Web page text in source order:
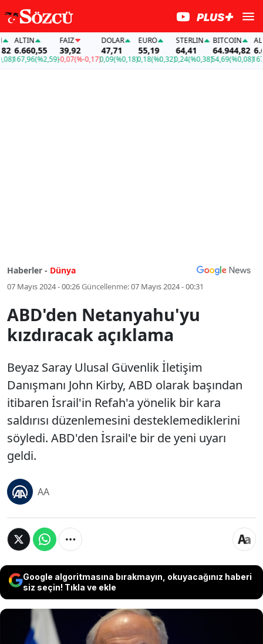
ALTIN
6.660,55
(%2,59)
FAİZ
39,92
-0,07(%-0,17)
DOLAR
47,71
0,09(%0,18)
EURO
55,19
0,18(%0,32)
STERLIN
64,41
0,24(%0,38)
BITCOIN
64.944,82
54,69(%0,08)
ALTIN
167,96
Haberler - Dünya
07 Mayıs 2024 - 00:26Güncellenme:07 Mayıs 2024 - 00:31
ABD'den Netanyahu'yu
kızdıracak açıklama
Beyaz Saray Ulusal Güvenlik İletişim
Danışmanı John Kirby, ABD olarak başından
itibaren İsrail'in Refah'a yönelik bir kara
saldırısı düzenlemesini desteklemediklerini
söyledi. ABD'den İsrail'e bir de yeni uyarı
geldi.
AA
Google algoritmasına bırakmayın, okuyacağınız haberi
siz seçin! Tıkla ve ekle